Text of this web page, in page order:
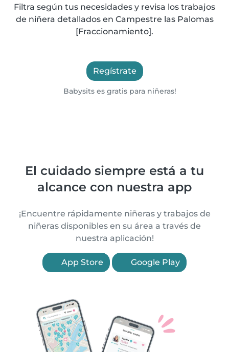
Filtra según tus necesidades y revisa los trabajos
de niñera detallados en Campestre las Palomas
[Fraccionamiento].
Regístrate
Babysits es gratis para niñeras!
El cuidado siempre está a tu
alcance con nuestra app
¡Encuentre rápidamente niñeras y trabajos de
niñeras disponibles en su área a través de
nuestra aplicación!
App Store Google Play